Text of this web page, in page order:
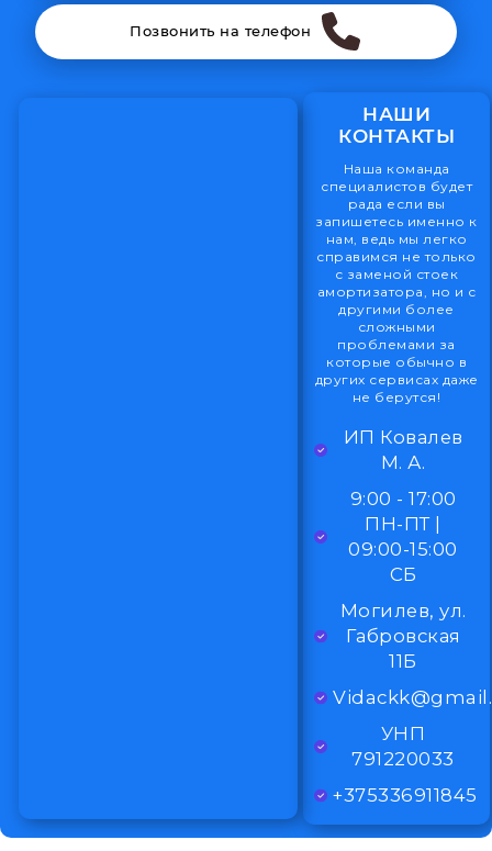
Позвонить на телефон
НАШИ
КОНТАКТЫ
Наша команда
специалистов будет
рада если вы
запишетесь именно к
нам, ведь мы легко
справимся не только
с заменой стоек
амортизатора, но и с
другими более
сложными
проблемами за
которые обычно в
других сервисах даже
не берутся!
ИП Ковалев
М. А.
9:00 - 17:00
ПН-ПТ |
09:00-15:00
СБ
Могилев, ул.
Габровская
11Б
УНП
791220033
+375336911845